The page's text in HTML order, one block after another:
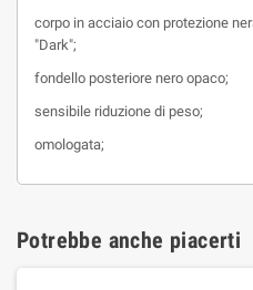
corpo in acciaio con protezione
"Dark";
fondello posteriore nero opaco;
sensibile riduzione di peso;
omologata;
Potrebbe anche piacerti